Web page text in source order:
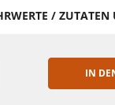
/ ZUTATEN
ERHÖHEN
IN